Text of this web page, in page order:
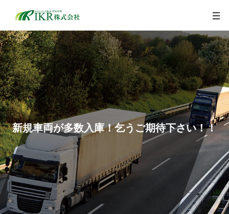
新規車両が多数入庫！乞うご期待下さい！！